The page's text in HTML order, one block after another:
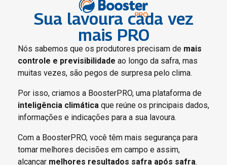
Sua lavoura cada vez
mais PRO
Nós sabemos que os produtores precisam de mais
controle e previsibilidade ao longo da safra, mas
muitas vezes, são pegos de surpresa pelo clima.
Por isso, criamos a BoosterPRO, uma plataforma de
inteligência climática que reúne os principais dados,
informações e indicações para a sua lavoura.
Com a BoosterPRO, você têm mais segurança para
tomar melhores decisões em campo e assim,
alcançar melhores resultados safra após safra.